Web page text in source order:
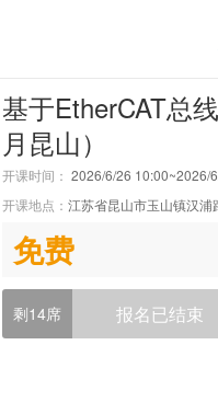
基于EtherCAT总
月昆山）
开课时间： 2026/6/26 10:00~2026/
开课地点： 江苏省昆山市玉山镇汉
免费
剩14席 报名已结束